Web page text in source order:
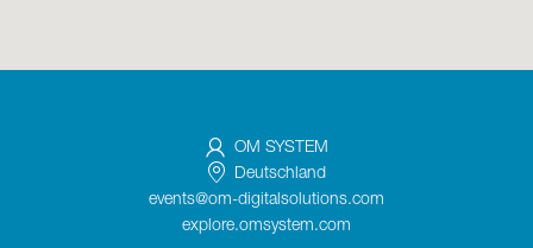
OM SYSTEM
Deutschland
events@om-digitalsolutions.com
explore.omsystem.com